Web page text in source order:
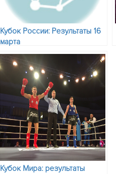
Кубок России: Результаты 16
марта
Кубок Мира: результаты